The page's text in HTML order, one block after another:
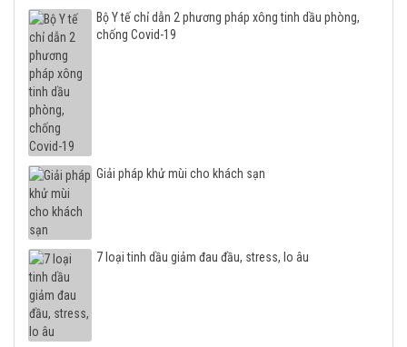
Bộ Y tế chỉ dẫn 2 phương pháp xông tinh dầu phòng,
chống Covid-19
Giải pháp khử mùi cho khách sạn
7 loại tinh dầu giảm đau đầu, stress, lo âu